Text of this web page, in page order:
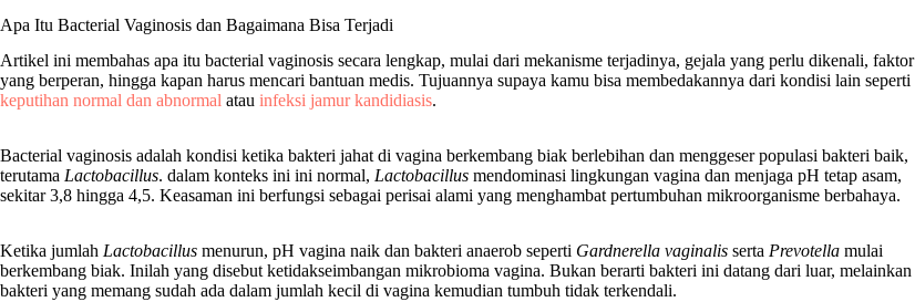
Apa Itu Bacterial Vaginosis dan Bagaimana Bisa Terjadi
Artikel ini membahas apa itu bacterial vaginosis secara lengkap, mulai dari mekanisme terjadinya, gejala yang perlu dikenali, faktor
yang berperan, hingga kapan harus mencari bantuan medis. Tujuannya supaya kamu bisa membedakannya dari kondisi lain seperti
keputihan normal dan abnormal atau infeksi jamur kandidiasis.
Bacterial vaginosis adalah kondisi ketika bakteri jahat di vagina berkembang biak berlebihan dan menggeser populasi bakteri baik,
terutama Lactobacillus. dalam konteks ini ini normal, Lactobacillus mendominasi lingkungan vagina dan menjaga pH tetap asam,
sekitar 3,8 hingga 4,5. Keasaman ini berfungsi sebagai perisai alami yang menghambat pertumbuhan mikroorganisme berbahaya.
Ketika jumlah Lactobacillus menurun, pH vagina naik dan bakteri anaerob seperti Gardnerella vaginalis serta Prevotella mulai
berkembang biak. Inilah yang disebut ketidakseimbangan mikrobioma vagina. Bukan berarti bakteri ini datang dari luar, melainkan
bakteri yang memang sudah ada dalam jumlah kecil di vagina kemudian tumbuh tidak terkendali.